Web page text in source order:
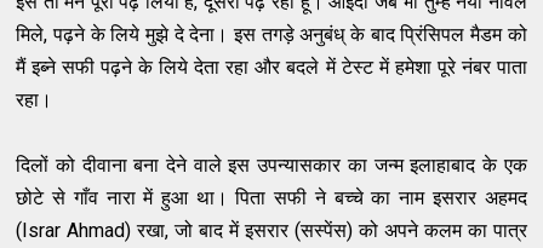
मिले, पढ़ने के लिये मुझे दे देना। इस तगड़े अनुबंध् के बाद प्रिंसिपल मैडम को
मैं इब्ने सफी पढ़ने के लिये देता रहा और बदले में टेस्ट में हमेशा पूरे नंबर पाता
रहा।
दिलों को दीवाना बना देने वाले इस उपन्यासकार का जन्म इलाहाबाद के एक
छोटे से गाँव नारा में हुआ था। पिता सफी ने बच्चे का नाम इसरार अहमद
(Israr Ahmad) रखा, जो बाद में इसरार (सस्पेंस) को अपने कलम का पात्र